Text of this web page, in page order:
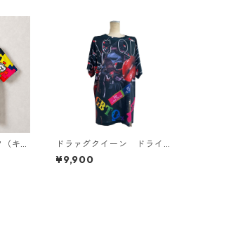
ドラァグクイーン ドライT
シャツ （キッズ〜大人XL）
¥9,900